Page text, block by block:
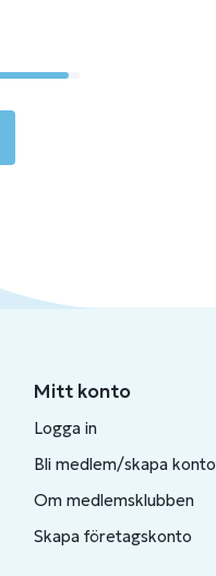
Mitt konto
Logga in
Bli medlem/skapa konto
Om medlemsklubben
Skapa företagskonto